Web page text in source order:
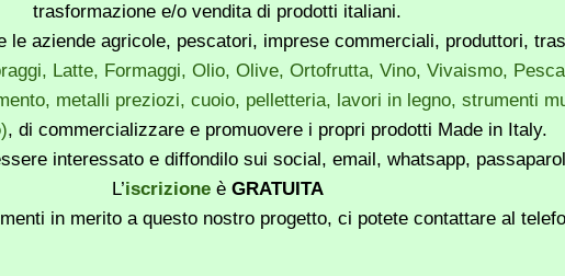
trasformazione e/o vendita di prodotti italiani.
le aziende agricole, pescatori, imprese commerciali, produttori,
Latte, Formaggi, Olio, Olive, Ortofrutta, Vino, Vivaismo,
metalli preziozi, cuoio, pelletteria, lavori in legno, strumenti
), di commercializzare e promuovere i propri prodotti Made in Italy.
interessato e diffondilo sui social, email, whatsapp,
L’iscrizioneè GRATUITA
in merito a questo nostro progetto, ci potete contattare al